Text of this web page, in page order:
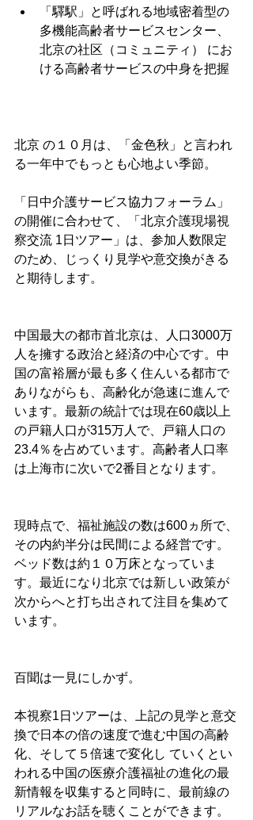
「驛駅」と呼ばれる地域密着型の
多機能高齢者サービスセンター、
北京の社区（コミュニティ） にお
ける高齢者サービスの中身を把握
北京 の１０月は、「金色秋」と言われ
る一年中でもっとも心地よい季節。
「日中介護サービス協力フォーラム」
の開催に合わせて、「北京介護現場視
察交流 1日ツアー」は、参加人数限定
のため、じっくり見学や意交換がきる
と期待します。
中国最大の都市首北京は、人口3000万
人を擁する政治と経済の中心です。中
国の富裕層が最も多く住んいる都市で
ありながらも、高齢化が急速に進んで
います。最新の統計では現在60歳以上
の戸籍人口が315万人で、戸籍人口の
23.4％を占めています。高齢者人口率
は上海市に次いで2番目となります。
現時点で、福祉施設の数は600ヵ所で、
その内約半分は民間による経営です。
ベッド数は約１０万床となっていま
す。最近になり北京では新しい政策が
次からへと打ち出されて注目を集めて
います。
百聞は一見にしかず。
本視察1日ツアーは、上記の見学と意交
換で日本の倍の速度で進む中国の高齢
化、そして５倍速で変化し ていくとい
われる中国の医療介護福祉の進化の最
新情報を収集すると同時に、最前線の
リアルなお話を聴くことができます。